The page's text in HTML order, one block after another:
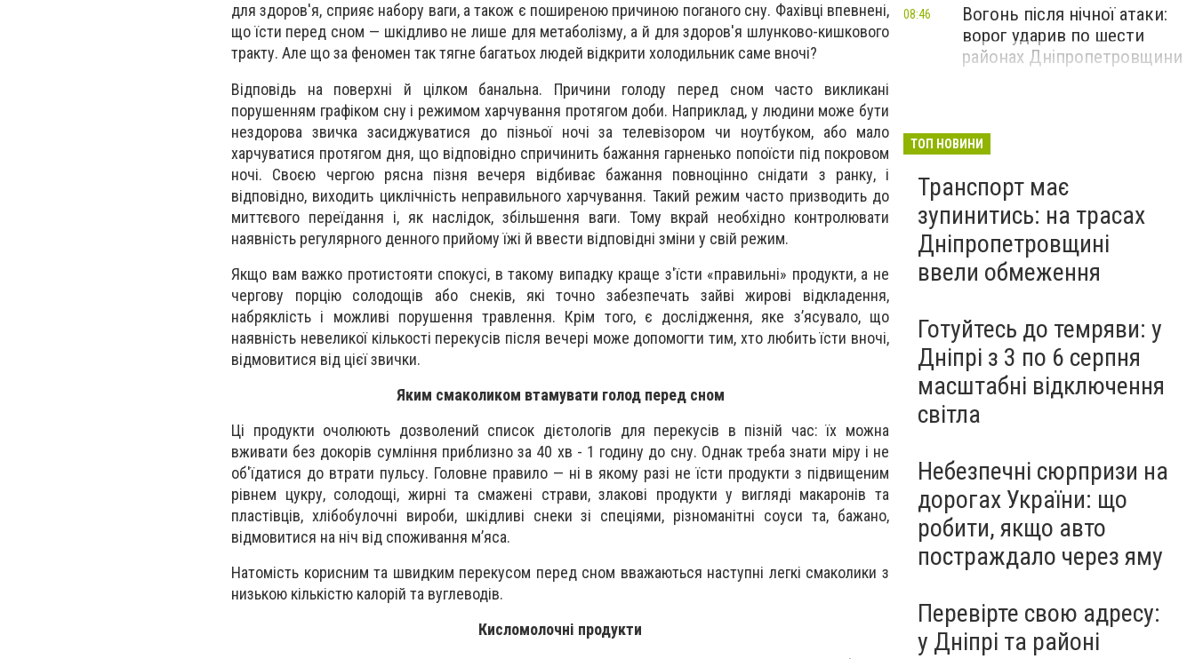
для здоров'я, сприяє набору ваги, а також є поширеною причиною поганого сну. Фахівці впевнені,
що їсти перед сном — шкідливо не лише для метаболізму, а й для здоров'я шлунково-кишкового
тракту. Але що за феномен так тягне багатьох людей відкрити холодильник саме вночі?
Відповідь на поверхні й цілком банальна. Причини голоду перед сном часто викликані
порушенням графіком сну і режимом харчування протягом доби. Наприклад, у людини може бути
нездорова звичка засиджуватися до пізньої ночі за телевізором чи ноутбуком, або мало
харчуватися протягом дня, що відповідно спричинить бажання гарненько попоїсти під покровом
ночі. Своєю чергою рясна пізня вечеря відбиває бажання повноцінно снідати з ранку, і
відповідно, виходить циклічність неправильного харчування. Такий режим часто призводить до
миттєвого переїдання і, як наслідок, збільшення ваги. Тому вкрай необхідно контролювати
наявність регулярного денного прийому їжі й ввести відповідні зміни у свій режим.
Якщо вам важко протистояти спокусі, в такому випадку краще з'їсти «правильні» продукти, а не
чергову порцію солодощів або снеків, які точно забезпечать зайві жирові відкладення,
набряклість і можливі порушення травлення. Крім того, є дослідження, яке з’ясувало, що
наявність невеликої кількості перекусів після вечері може допомогти тим, хто любить їсти вночі,
відмовитися від цієї звички.
Яким смаколиком втамувати голод перед сном
Ці продукти очолюють дозволений список дієтологів для перекусів в пізній час: їх можна
вживати без докорів сумління приблизно за 40 хв - 1 годину до сну. Однак треба знати міру і не
об'їдатися до втрати пульсу. Головне правило — ні в якому разі не їсти продукти з підвищеним
рівнем цукру, солодощі, жирні та смажені страви, злакові продукти у вигляді макаронів та
пластівців, хлібобулочні вироби, шкідливі снеки зі спеціями, різноманітні соуси та, бажано,
відмовитися на ніч від споживання м’яса.
Натомість корисним та швидким перекусом перед сном вважаються наступні легкі смаколики з
низькою кількістю калорій та вуглеводів.
Кисломолочні продукти
Вогонь після нічної атаки:
ворог ударив по шести
районах Дніпропетровщини
08:46
ТОП НОВИНИ
Транспорт має
зупинитись: на трасах
Дніпропетровщині
ввели обмеження
Готуйтесь до темряви: у
Дніпрі з 3 по 6 серпня
масштабні відключення
світла
Небезпечні сюрпризи на
дорогах України: що
робити, якщо авто
постраждало через яму
Перевірте свою адресу:
у Дніпрі та районі